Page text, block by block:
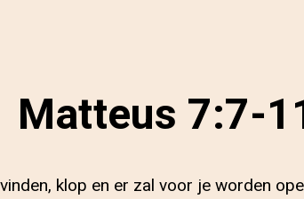
Matteus 7:7-
klop en er zal voor je worden